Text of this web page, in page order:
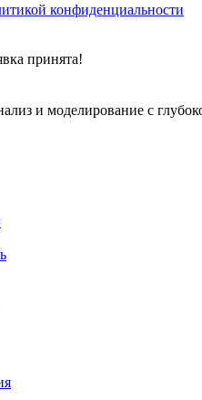
конфиденциальности
принята!
и моделирование с